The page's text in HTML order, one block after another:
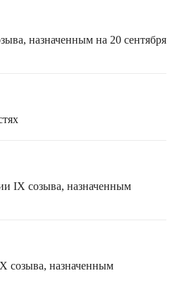
назначенным на 20 сентября
IX созыва, назначенным
созыва, назначенным